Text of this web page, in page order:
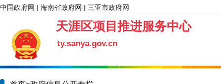
中国政府网 | 海南省政府网 | 三亚市政府网
天涯区项目推进服务中心
ty.sanya.gov.cn